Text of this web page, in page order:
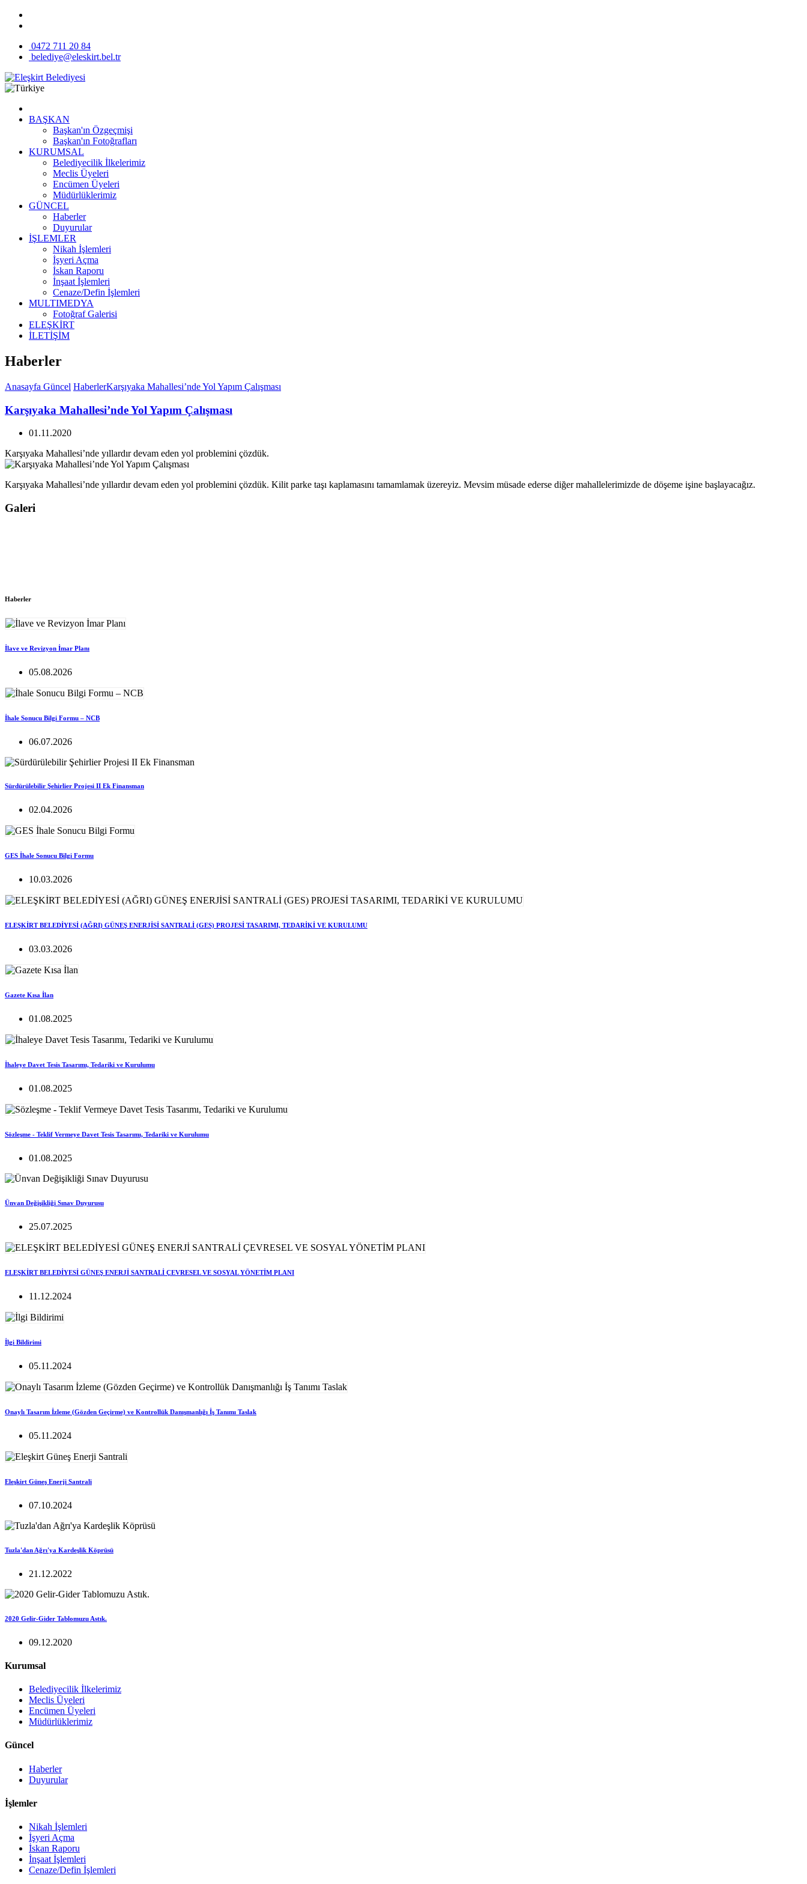
0472 711 20 84
belediye@eleskirt.bel.tr
BAŞKAN
Başkan'ın Özgeçmişi
Başkan'ın Fotoğrafları
KURUMSAL
Belediyecilik İlkelerimiz
Meclis Üyeleri
Encümen Üyeleri
Müdürlüklerimiz
GÜNCEL
Haberler
Duyurular
İŞLEMLER
Nikah İşlemleri
İşyeri Açma
İskan Raporu
İnşaat İşlemleri
Cenaze/Defin İşlemleri
MULTIMEDYA
Fotoğraf Galerisi
ELEŞKİRT
İLETİŞİM
Haberler
Anasayfa Güncel HaberlerKarşıyaka Mahallesi’nde Yol Yapım Çalışması
Karşıyaka Mahallesi’nde Yol Yapım Çalışması
01.11.2020
Karşıyaka Mahallesi’nde yıllardır devam eden yol problemini çözdük.
Karşıyaka Mahallesi’nde yıllardır devam eden yol problemini çözdük. Kilit parke taşı kaplamasını tamamlamak üzereyiz. Mevsim müsade ederse diğer mahallelerimizde de döşeme işine başlayacağız.
Galeri
Haberler
İlave ve Revizyon İmar Planı
05.08.2026
İhale Sonucu Bilgi Formu – NCB
06.07.2026
Sürdürülebilir Şehirlier Projesi II Ek Finansman
02.04.2026
GES İhale Sonucu Bilgi Formu
10.03.2026
ELEŞKİRT BELEDİYESİ (AĞRI) GÜNEŞ ENERJİSİ SANTRALİ (GES) PROJESİ TASARIMI, TEDARİKİ VE KURULUMU
03.03.2026
Gazete Kısa İlan
01.08.2025
İhaleye Davet Tesis Tasarımı, Tedariki ve Kurulumu
01.08.2025
Sözleşme - Teklif Vermeye Davet Tesis Tasarımı, Tedariki ve Kurulumu
01.08.2025
Ünvan Değişikliği Sınav Duyurusu
25.07.2025
ELEŞKİRT BELEDİYESİ GÜNEŞ ENERJİ SANTRALİ ÇEVRESEL VE SOSYAL YÖNETİM PLANI
11.12.2024
İlgi Bildirimi
05.11.2024
Onaylı Tasarım İzleme (Gözden Geçirme) ve Kontrollük Danışmanlığı İş Tanımı Taslak
05.11.2024
Eleşkirt Güneş Enerji Santrali
07.10.2024
Tuzla'dan Ağrı'ya Kardeşlik Köprüsü
21.12.2022
2020 Gelir-Gider Tablomuzu Astık.
09.12.2020
Kurumsal
Belediyecilik İlkelerimiz
Meclis Üyeleri
Encümen Üyeleri
Müdürlüklerimiz
Güncel
Haberler
Duyurular
İşlemler
Nikah İşlemleri
İşyeri Açma
İskan Raporu
İnşaat İşlemleri
Cenaze/Defin İşlemleri